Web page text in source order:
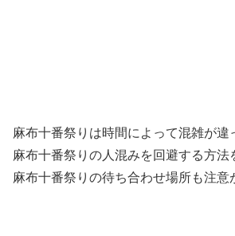
麻布十番祭りは時間によって混雑が違
麻布十番祭りの人混みを回避する方法
麻布十番祭りの待ち合わせ場所も注意